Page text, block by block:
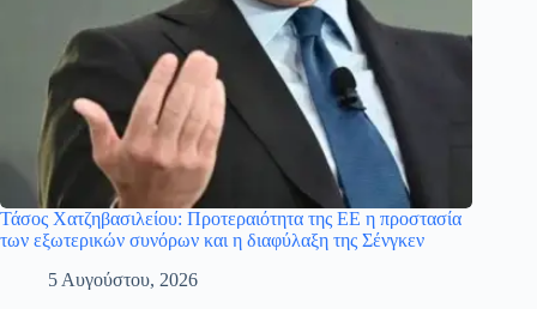
Τάσος Χατζηβασιλείου: Προτεραιότητα της ΕΕ η προστασία
των εξωτερικών συνόρων και η διαφύλαξη της Σένγκεν
5 Αυγούστου, 2026